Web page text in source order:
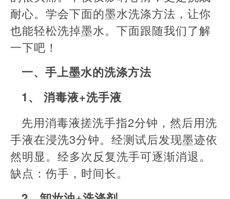
耐心。学会下面的墨水洗涤方法，让你
也能轻松洗掉墨水。下面跟随我们了解
一下吧！
一、手上墨水的洗涤方法
1、 消毒液+洗手液
先用消毒液搓洗手指2分钟，然后用洗
手液在浸洗3分钟。经测试后发现墨迹依
然明显。经多次反复洗手可逐渐消退。
缺点：伤手，时间长。